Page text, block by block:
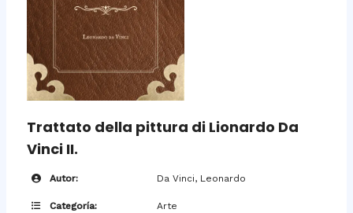
Trattato della pittura di Lionardo Da
Vinci II.
Autor: Da Vinci, Leonardo
Categoría: Arte